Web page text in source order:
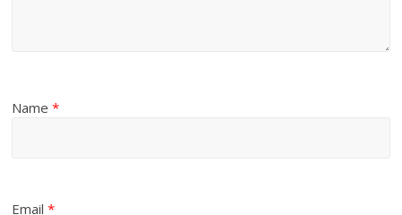
Name*
Email*